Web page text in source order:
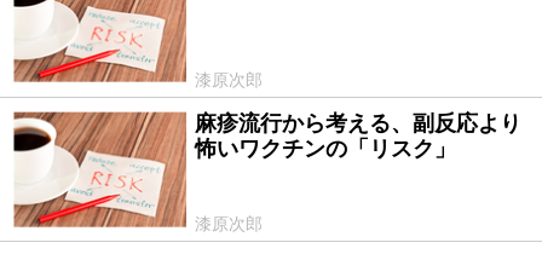
漆原次郎
2016/10/14
麻疹流行から考える、副反応より
怖いワクチンの「リスク」
漆原次郎